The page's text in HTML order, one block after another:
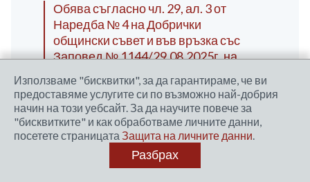
Обява съгласно чл. 29, ал. 3 от
Наредба № 4 на Добрички
общински съвет и във връзка със
Заповед № 1144/29.08.2025г. на
Съобщение до Танер Хамди
относно извършване на адресна
регистрация на служебен адрес
Съобщение до Севдалина Юмлу
Използваме "бисквитки", за да гарантираме, че ви
предоставяме услугите си по възможно най-добрия
начин на този уебсайт. За да научите повече за
"бисквитките" и как обработваме личните данни,
посетете страницата Защита на личните данни.
Разбрах